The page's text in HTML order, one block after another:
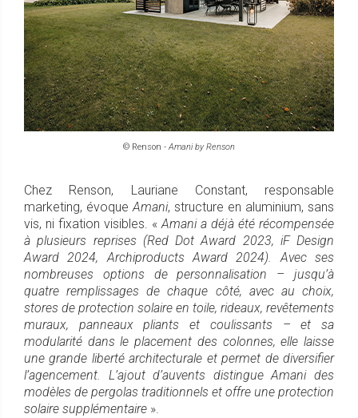
© Renson -Amani by Renson
Chez Renson, Lauriane Constant, responsable
marketing, évoqueAmani, structure en aluminium, sans
vis, ni fixation visibles. «Amani a déjà été récompensée
à plusieurs reprises (Red Dot Award 2023, iF Design
Award 2024, Archiproducts Award 2024). Avec ses
nombreuses options de personnalisation – jusqu’à
quatre remplissages de chaque côté, avec au choix,
stores de protection solaire en toile, rideaux, revêtements
muraux, panneaux pliants et coulissants – et sa
modularité dans le placement des colonnes, elle laisse
une grande liberté architecturale et permet de diversifier
l’agencement. L’ajout d’auvents distingue Amani des
modèles de pergolas traditionnels et offre une protection
solaire supplémentaire ».